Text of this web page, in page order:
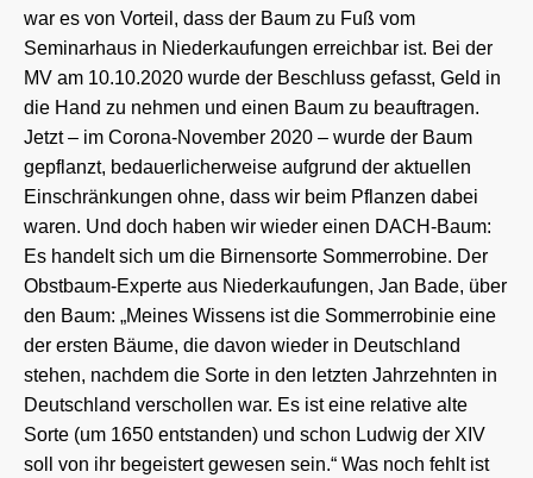
war es von Vorteil, dass der Baum zu Fuß vom
Seminarhaus in Niederkaufungen erreichbar ist. Bei der
MV am 10.10.2020 wurde der Beschluss gefasst, Geld in
die Hand zu nehmen und einen Baum zu beauftragen.
Jetzt – im Corona-November 2020 – wurde der Baum
gepflanzt, bedauerlicherweise aufgrund der aktuellen
Einschränkungen ohne, dass wir beim Pflanzen dabei
waren. Und doch haben wir wieder einen DACH-Baum:
Es handelt sich um die Birnensorte Sommerrobine. Der
Obstbaum-Experte aus Niederkaufungen, Jan Bade, über
den Baum: „Meines Wissens ist die Sommerrobinie eine
der ersten Bäume, die davon wieder in Deutschland
stehen, nachdem die Sorte in den letzten Jahrzehnten in
Deutschland verschollen war. Es ist eine relative alte
Sorte (um 1650 entstanden) und schon Ludwig der XIV
soll von ihr begeistert gewesen sein.“ Was noch fehlt ist